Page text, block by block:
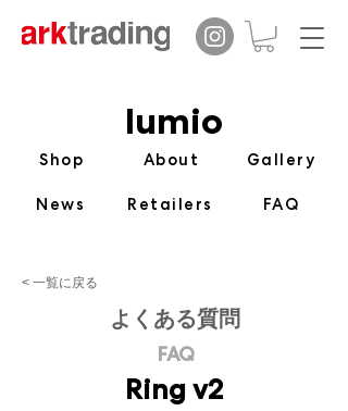
lumio
Shop About Gallery
News Retailers FAQ
< 一覧に戻る
​よくある質問
FAQ
Ring v2